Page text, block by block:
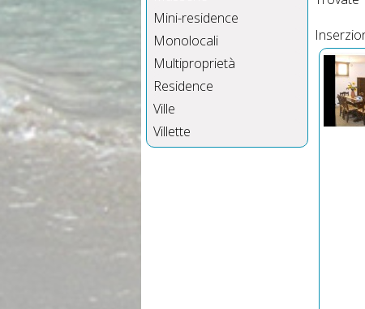
Mini-residence
Monolocali
Multiproprietà
Residence
Ville
Villette